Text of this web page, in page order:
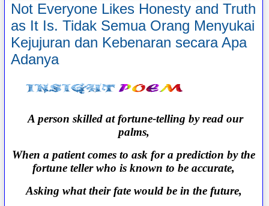
Not Everyone Likes Honesty and Truth
as It Is. Tidak Semua Orang Menyukai
Kejujuran dan Kebenaran secara Apa
Adanya
A person skilled at fortune-telling by read our
palms,
When a patient comes to ask for a prediction by the
fortune teller who is known to be accurate,
Asking what their fate would be in the future,